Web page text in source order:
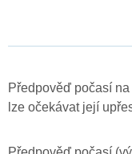
Předpověď počasí
lze očekávat její